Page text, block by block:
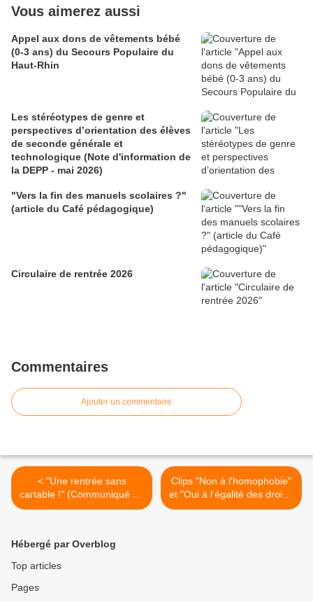
Vous aimerez aussi
Appel aux dons de vêtements bébé
(0-3 ans) du Secours Populaire du
Haut-Rhin
Les stéréotypes de genre et
perspectives d’orientation des élèves
de seconde générale et
technologique (Note d'information de
la DEPP - mai 2026)
"Vers la fin des manuels scolaires ?"
(article du Café pédagogique)
Circulaire de rentrée 2026
Commentaires
Ajouter un commentaire
< "Une rentrée sans
cartable !" (Communiqué de
presse PEEP 16 mai 2011)
Clips "Non à l'homophobie"
et "Oui à l'égalité des droits"
>
Hébergé par Overblog
Top articles
Pages